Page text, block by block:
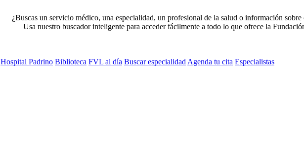
¿Buscas un servicio médico, una especialidad, un profesional de la salud o información sobre
Usa nuestro buscador inteligente para acceder fácilmente a todo lo que ofrece la
Hospital Padrino Biblioteca FVL al día Buscar especialidad Agenda tu cita Especialistas